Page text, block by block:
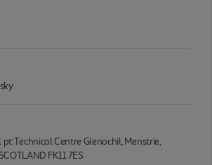
Centre Glenochil, Menstrie,
FK11 7ES